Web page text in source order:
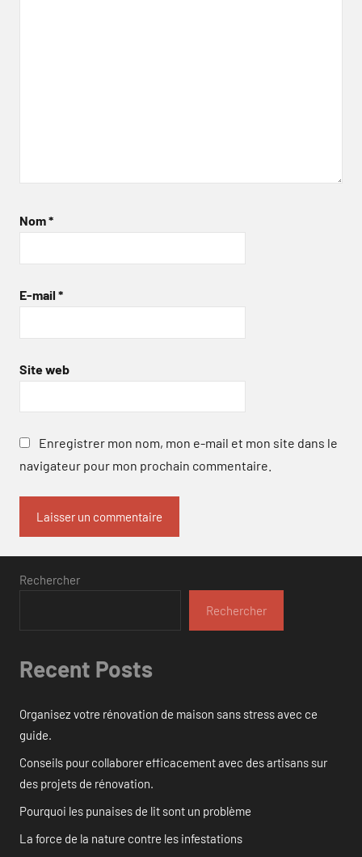
Nom*
E-mail *
Site web
Enregistrer mon nom, mon e-mail et mon site dans le
navigateur pour mon prochain commentaire.
Rechercher
Rechercher
Recent Posts
Organisez votre rénovation de maison sans stress avec ce
guide.
Conseils pour collaborer efficacement avec des artisans sur
des projets de rénovation.
Pourquoi les punaises de lit sont un problème
La force de la nature contre les infestations